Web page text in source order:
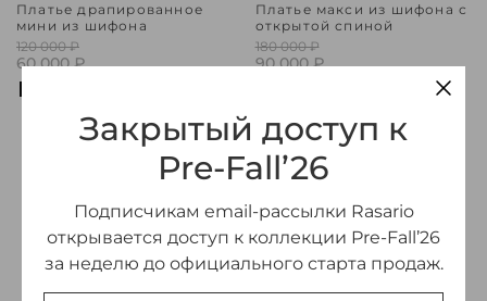
Платье драпированное
мини из шифона
120 000 ₽
60 000 ₽
Платье макси из шифона с
открытой спиной
180 000 ₽
90 000 ₽
Закрытый доступ к
Pre-Fall’26
Подписчикам email-рассылки Rasario
открывается доступ к коллекции Pre-Fall’26
за неделю до официального старта продаж.